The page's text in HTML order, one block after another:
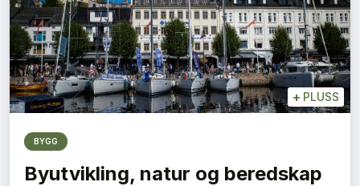
+ PLUSS
BYGG
Byutvikling, natur og beredskap